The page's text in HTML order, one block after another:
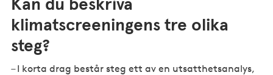
Kan du beskriva
klimatscreeningens tre olika
steg?
– I korta drag består steg ett av en utsatthetsanalys,